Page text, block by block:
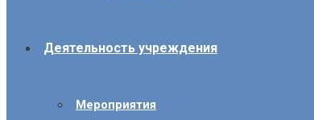
Деятельность учреждения
Мероприятия